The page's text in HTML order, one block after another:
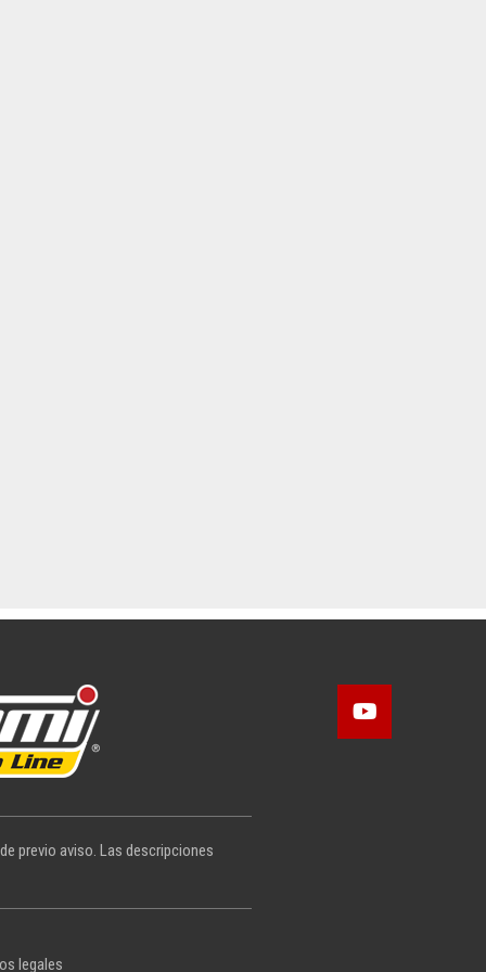
previo aviso. Las descripciones
legales